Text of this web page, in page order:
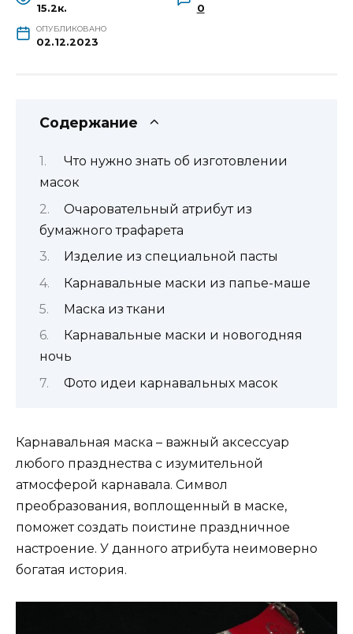
15.2к. 0
ОПУБЛИКОВАНО
02.12.2023
Содержание
Что нужно знать об изготовлении
масок
Очаровательный атрибут из
бумажного трафарета
Изделие из специальной пасты
Карнавальные маски из папье-маше
Маска из ткани
Карнавальные маски и новогодняя
ночь
Фото идеи карнавальных масок
Карнавальная маска – важный аксессуар
любого празднества с изумительной
атмосферой карнавала. Символ
преобразования, воплощенный в маске,
поможет создать поистине праздничное
настроение. У данного атрибута неимоверно
богатая история.